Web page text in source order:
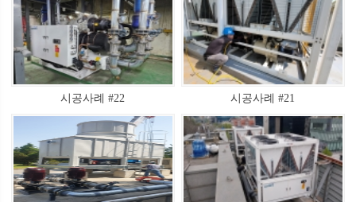
시공사례 #22 시공사례 #21